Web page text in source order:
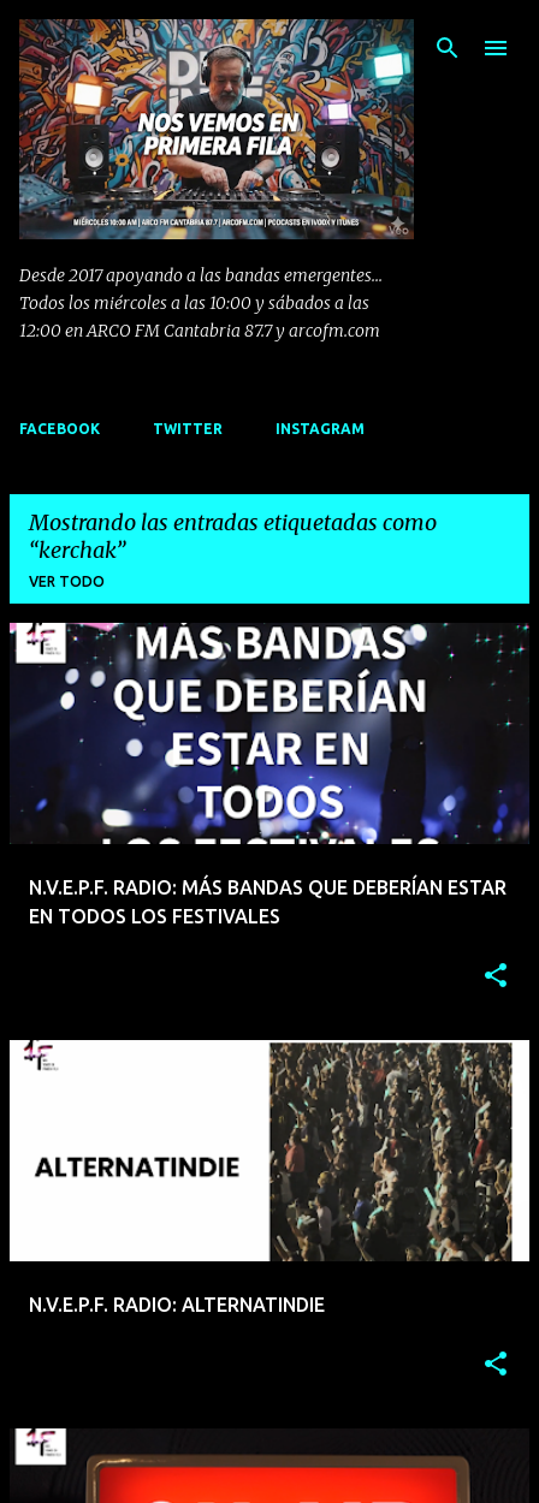
Ir al contenido principal
Desde 2017 apoyando a las bandas emergentes...
Todos los miércoles a las 10:00 y sábados a las
12:00 en ARCO FM Cantabria 87.7 y arcofm.com
FACEBOOK TWITTER INSTAGRAM
Mostrando las entradas etiquetadas como
kerchak
VER TODO
E
N.V.E.P.F. RADIO: MÁS BANDAS QUE DEBERÍAN ESTAR
EN TODOS LOS FESTIVALES
N.V.E.P.F. RADIO: ALTERNATINDIE